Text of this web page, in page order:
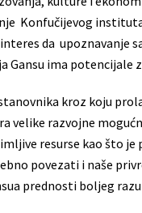
Konfučijevog
da upoznavanje
ima potencijale
kroz koju
velike razvojne
resurse kao što
povezati i naše
prednosti boljeg